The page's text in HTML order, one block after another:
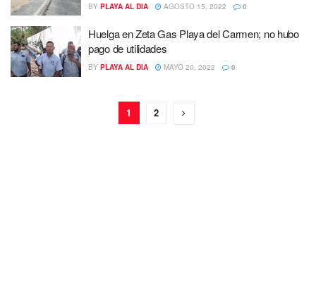
BY PLAYA AL DIA AGOSTO 15, 2022 0
Huelga en Zeta Gas Playa del Carmen; no hubo
pago de utilidades
BY PLAYA AL DIA MAYO 20, 2022 0
1 2